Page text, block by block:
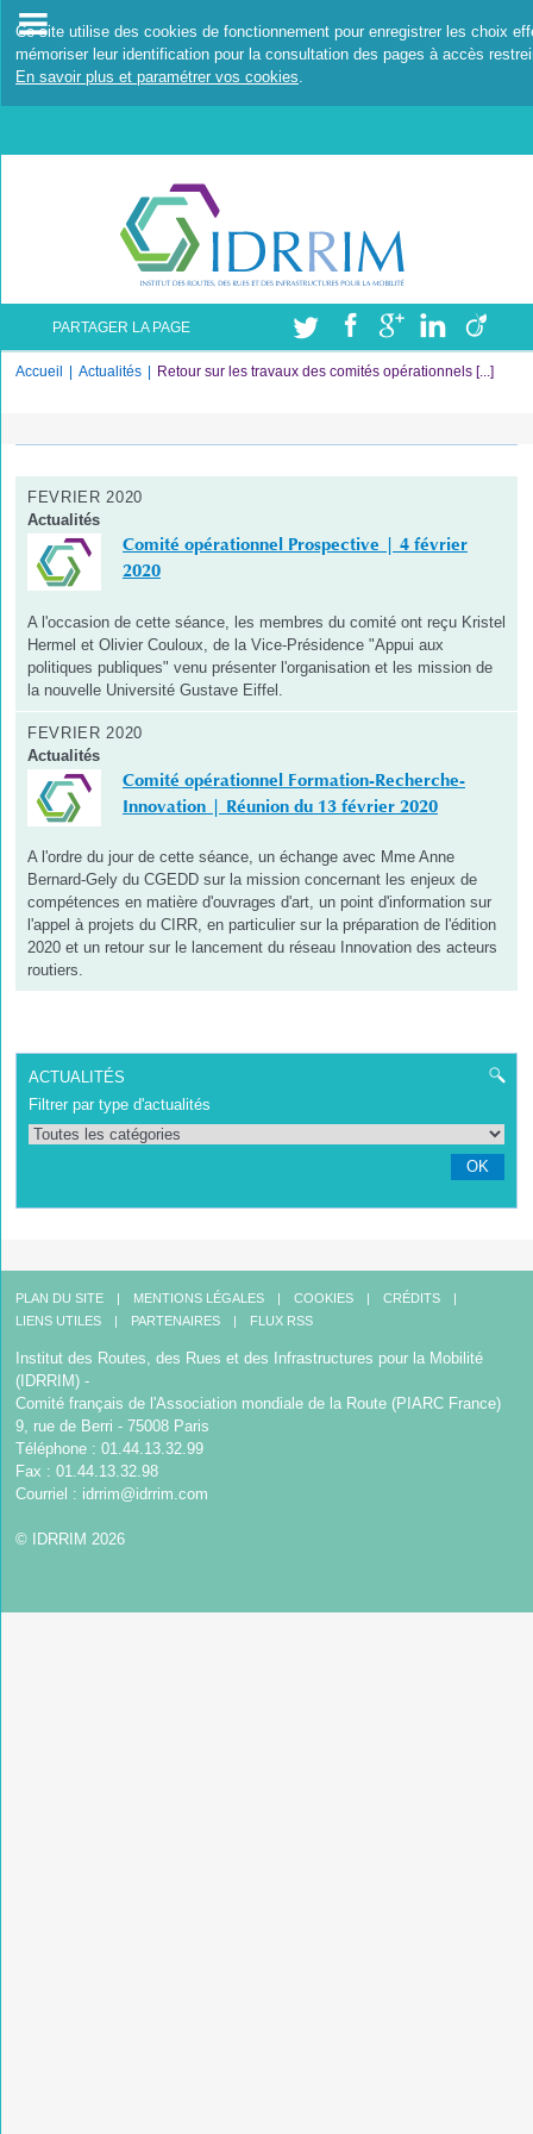
Ce site utilise des cookies de fonctionnement pour enregistrer les choix
mémoriser leur identification pour la consultation des pages à accès
En savoir plus et paramétrer vos cookies
PARTAGER LA PAGE
Accueil Actualités Retour sur les travaux des comités opérationnels [...]
FEVRIER 2020
Actualités
Comité opérationnel Prospective | 4 février
2020
A l'occasion de cette séance, les membres du comité ont reçu Kristel
Hermel et Olivier Couloux, de la Vice-Présidence "Appui aux
politiques publiques" venu présenter l'organisation et les mission de
la nouvelle Université Gustave Eiffel.
FEVRIER 2020
Actualités
Comité opérationnel Formation-Recherche-
Innovation | Réunion du 13 février 2020
A l'ordre du jour de cette séance, un échange avec Mme Anne
Bernard-Gely du CGEDD sur la mission concernant les enjeux de
compétences en matière d'ouvrages d'art, un point d'information sur
l'appel à projets du CIRR, en particulier sur la préparation de l'édition
2020 et un retour sur le lancement du réseau Innovation des acteurs
routiers.
ACTUALITÉS
Filtrer par type d'actualités
OK
PLAN DU SITE MENTIONS LÉGALES COOKIES
CRÉDITS
LIENS UTILES
PARTENAIRES FLUX RSS
Institut des Routes, des Rues et des Infrastructures pour la Mobilité
(IDRRIM) -
Comité français de l'Association mondiale de la Route (PIARC France)
9, rue de Berri - 75008 Paris
Téléphone : 01.44.13.32.99
Fax : 01.44.13.32.98
Courriel : idrrim@idrrim.com
© IDRRIM 2026